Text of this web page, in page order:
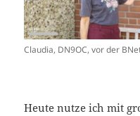
Claudia, DN9OC, vor der
Heute nutze ich mit